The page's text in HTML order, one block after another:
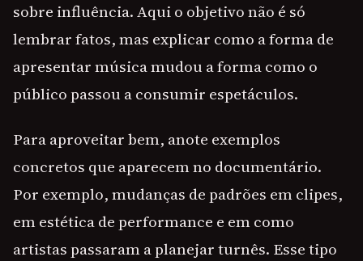
sobre influência. Aqui o objetivo não é só
lembrar fatos, mas explicar como a forma de
apresentar música mudou a forma como o
público passou a consumir espetáculos.
Para aproveitar bem, anote exemplos
concretos que aparecem no documentário.
Por exemplo, mudanças de padrões em clipes,
em estética de performance e em como
artistas passaram a planejar turnês. Esse tipo